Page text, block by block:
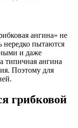
ангина» не
нередко пытаются
и даже
типичная ангина
Поэтому для
грибковой